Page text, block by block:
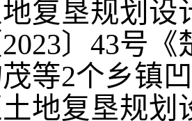
地复垦规划
〕43号
等2个乡镇
地复垦规划